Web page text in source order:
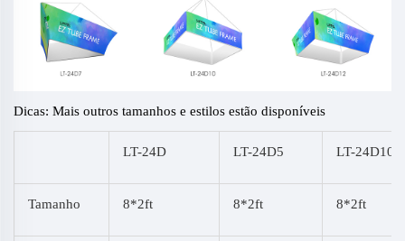
Dicas: Mais outros tamanhos e estilos estão disponíveis
LT-24D LT-24D5 LT-24D10
Tamanho 8*2ft 8*2ft 8*2ft